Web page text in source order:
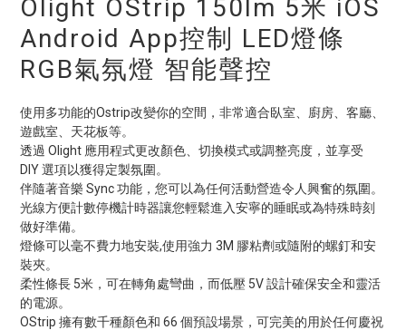
登記會員享每$50回贈$1 │ 滿HK$899 送 N-rit Campack Towel 吸
汗毛巾 韓國制 送完即止
Olight OStrip 150lm 5米 iOS
Android App控制 LED燈條
RGB氣氛燈 智能聲控
使用多功能的Ostrip改變你的空間，非常適合臥室、廚房、客廳、
遊戲室、天花板等。
透過 Olight 應用程式更改顏色、切換模式或調整亮度，並享受
DIY 選項以獲得定製氛圍。
伴隨著音樂 Sync 功能，您可以為任何活動營造令人興奮的氛圍。
光線方便計數停機計時器讓您輕鬆進入安寧的睡眠或為特殊時刻
做好準備。
燈條可以毫不費力地安裝,使用強力 3M 膠粘劑或隨附的螺釘和安
裝夾。
柔性條長 5米，可在轉角處彎曲，而低壓 5V 設計確保安全和靈活
的電源。
OStrip 擁有數千種顏色和 66 個預設場景，可完美的用於任何慶祝